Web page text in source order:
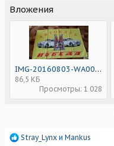
Вложения
IMG-20160803-WA0002.jpg
86,5 КБ
Просмотры: 1 028
Р
Stray_Lynx и Mankus